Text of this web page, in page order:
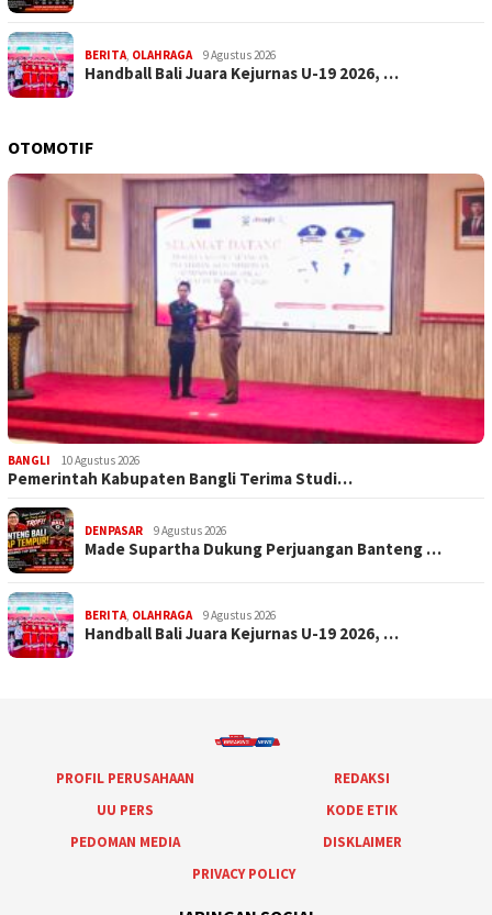
BERITA, OLAHRAGA 9 Agustus 2026
Handball Bali Juara Kejurnas U-19 2026, …
OTOMOTIF
BANGLI 10 Agustus 2026
Pemerintah Kabupaten Bangli Terima Studi…
DENPASAR 9 Agustus 2026
Made Supartha Dukung Perjuangan Banteng …
BERITA, OLAHRAGA 9 Agustus 2026
Handball Bali Juara Kejurnas U-19 2026, …
PROFIL PERUSAHAAN
REDAKSI
UU PERS
KODE ETIK
PEDOMAN MEDIA
DISKLAIMER
PRIVACY POLICY